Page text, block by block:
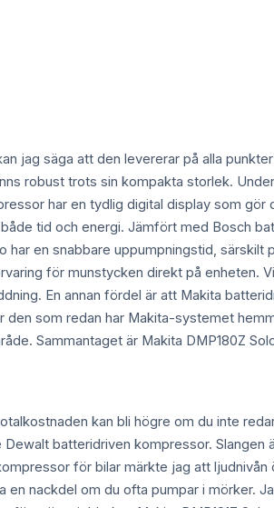
jag säga att den levererar på alla
robust trots sin kompakta storlek.
har en tydlig digital display som
tid och energi. Jämfört med Bosch
en snabbare uppumpningstid,
för munstycken direkt på enheten.
En annan fördel är att Makita
som redan har Makita-systemet
Sammantaget är Makita DMP180Z
kan bli högre om du inte
batteridriven kompressor. Slangen
för bilar märkte jag att
nackdel om du ofta pumpar i mörker.